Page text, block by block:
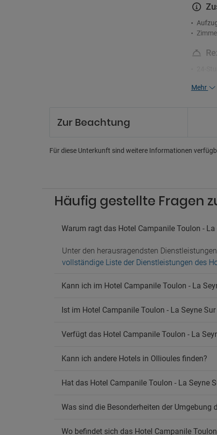
Mehr
Zur Beachtung
Für diese Unterkunft sind weitere Informationen
Häufig gestellte Fragen
Warum ragt das Hotel Campanile Toulon -
Unter den herausragendsten
vollständige Liste der Dienstleistungen des
Kann ich im Hotel Campanile Toulon - La
Ist im Hotel Campanile Toulon - La Seyne
Verfügt das Hotel Campanile Toulon - La
Kann ich andere Hotels in Ollioules finden?
Hat das Hotel Campanile Toulon - La Seyne
Was sind die Besonderheiten der Umgebung
Wo befindet sich das Hotel Campanile